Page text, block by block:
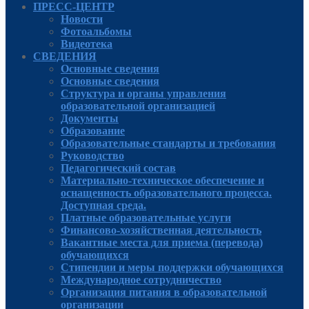
ПРЕСС-ЦЕНТР
Новости
Фотоальбомы
Видеотека
СВЕДЕНИЯ
Основные сведения
Основные сведения
Структура и органы управления
образовательной организацией
Документы
Образование
Образовательные стандарты и требования
Руководcтво
Педагогический состав
Материально-техническое обеспечение и
оснащенность образовательного процесса.
Доступная среда.
Платные образовательные услуги
Финансово-хозяйственная деятельность
Вакантные места для приема (перевода)
обучающихся
Стипендии и меры поддержки обучающихся
Международное сотрудничество
Организация питания в образовательной
организации